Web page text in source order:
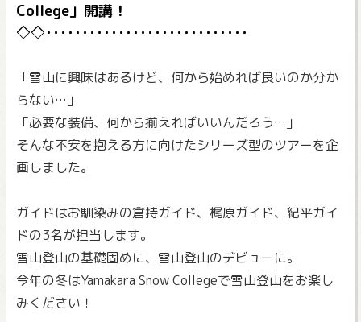
College」開講！
「雪山に興味はあるけど、何から始めれば良いのか分か
らない…」
「必要な装備、何から揃えればいいんだろう…」
そんな不安を抱える方に向けたシリーズ型のツアーを企
画しました。
ガイドはお馴染みの倉持ガイド、梶原ガイド、紀平ガイ
ドの3名が担当します。
雪山登山の基礎固めに、雪山登山のデビューに。
今年の冬はYamakara Snow Collegeで雪山登山をお楽し
みください！